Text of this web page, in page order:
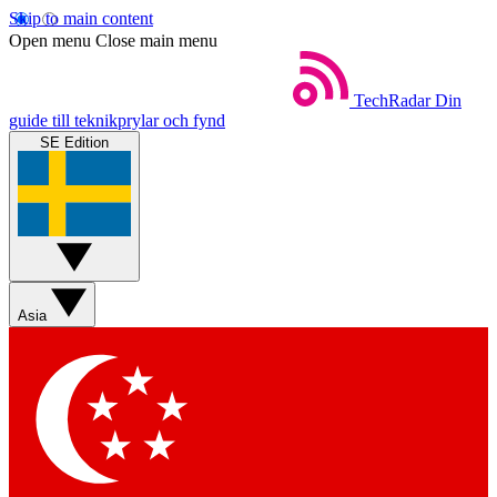
Skip to main content
Open menu Close main menu
TechRadar Din
guide till teknikprylar och fynd
SE Edition
Asia